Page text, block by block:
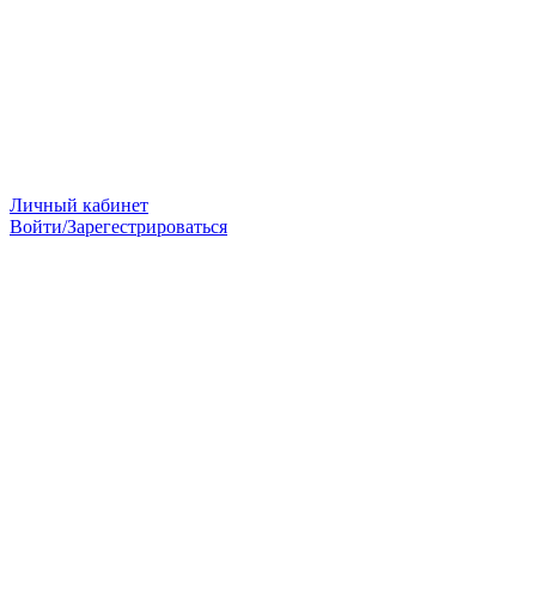
Личный кабинет
Войти/Зарегестрироваться